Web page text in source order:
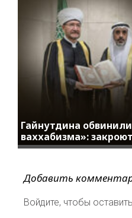
Гайнутдина
ваххабизма»:
Добавить
Войдите, чтобы